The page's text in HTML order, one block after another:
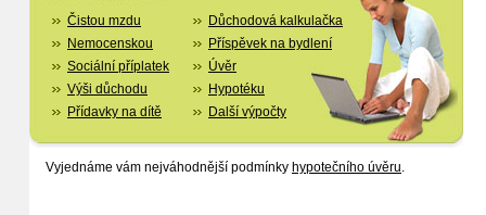
Čistou mzdu
Nemocenskou
Sociální příplatek
Výši důchodu
Přídavky na dítě
Důchodová kalkulačka
Příspěvek na bydlení
Úvěr
Hypotéku
Další výpočty
Vyjednáme vám nejváhodnější podmínky hypotečního úvěru.